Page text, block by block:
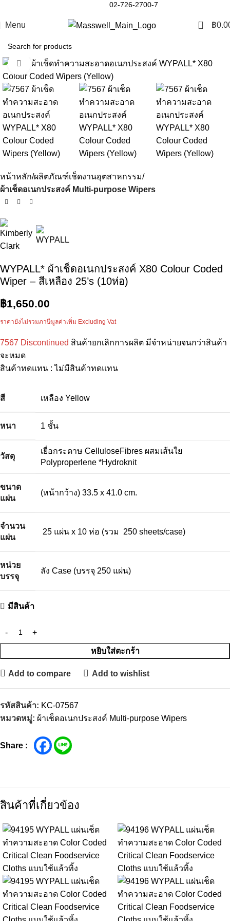
02-726-2700-7
Menu 0 ฿
Click to enlarge
หน้าหลัก ผลิตภัณฑ์เช็ดงานอุตสาหกรรม
ผ้าเช็ดอเนกประสงค์ Multi-purpose Wipers
WYPALL* ผ้าเช็ดอเนกประสงค์ X80 Colour Coded
Wiper – สีเหลือง 25’s (10ห่อ)
฿1,650.00
ราคายังไม่รวมภาษีมูลค่าเพิ่ม Excluding Vat
7567 Discontinued สินค้ายกเลิกการผลิต มีจำหน่ายจนกว่าสินค้า
จะหมด
สินค้าทดแทน : ไม่มีสินค้าทดแทน
สี เหลือง Yellow
หนา 1 ชั้น
วัสดุ
เยื่อกระดาษ CelluloseFibres ผสมเส้นใย
Polyproperlene *Hydroknit
ขนาด
แผ่น
(หน้ากว้าง) 33.5 x 41.0 cm.
จำนวน
แผ่น
25 แผ่น x 10 ห่อ (รวม 250 sheets/case)
หน่วย
บรรจุ
ลัง Case (บรรจุ 250 แผ่น)
มีสินค้า
หยิบใส่ตะกร้า
Add to compare Add to wishlist
รหัสสินค้า: KC-07567
หมวดหมู่: ผ้าเช็ดอเนกประสงค์ Multi-purpose Wipers
Share :
สินค้าที่เกี่ยวข้อง